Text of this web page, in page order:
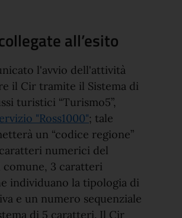
all’esito
l'avvio dell'attività
il Cir tramite il Sistema di
turistici “Turismo5”,
"Ross1000"; tale
un “codice regione”
numerici del
3 caratteri
individuano la tipologia di
e un numero sequenziale
di 5 caratteri. Il Cir